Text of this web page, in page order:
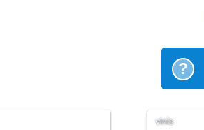
?
vinìs